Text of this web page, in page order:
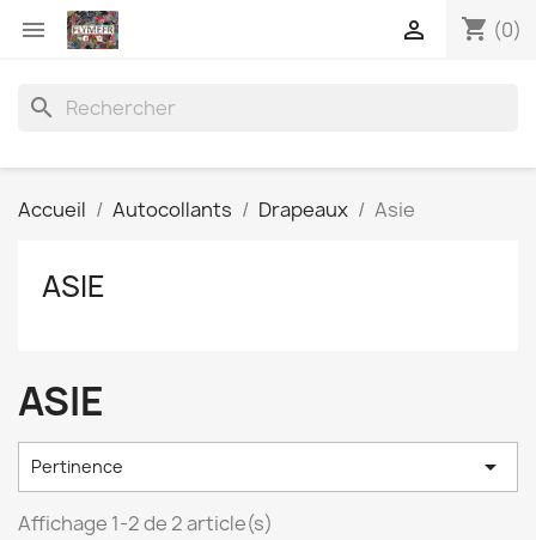
 shopping_cart (0)

search
Accueil Autocollants Drapeaux Asie
ASIE
ASIE
Pertinence 
Affichage 1-2 de 2 article(s)